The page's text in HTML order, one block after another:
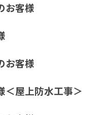
お客様
お客様
＜屋上防水工事＞